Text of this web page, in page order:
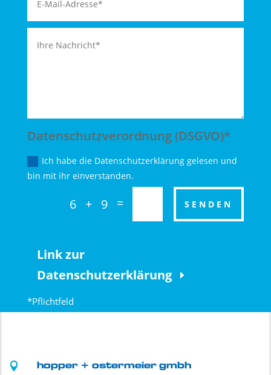
Datenschutzverordnung (DSGVO)*
Ich habe die Datenschutzerklärung gelesen und
bin mit ihr einverstanden.
6 + 9 = SENDEN
Link zur
Datenschutzerklärung
*Pflichtfeld
 hopper + ostermeier gmbh